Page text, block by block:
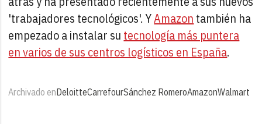
'trabajadores tecnológicos'. YAmazon también ha
empezado a instalar su tecnología más puntera
en varios de sus centros logísticos en España.
Archivado enDeloitteCarrefourSánchez RomeroAmazonWalmart